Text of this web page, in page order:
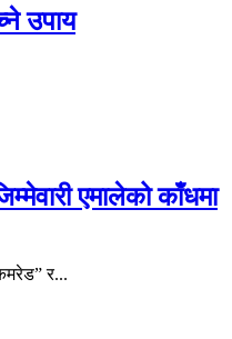
उपाय
एमालेको काँधमा
र...